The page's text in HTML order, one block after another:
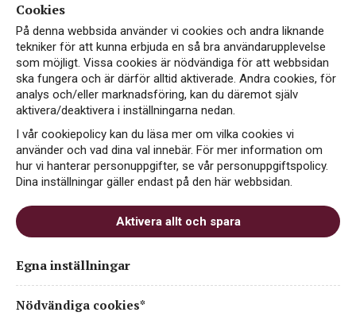
Frankrike är utan tvivel världens främsta vinland,
trots att de varken var först eller är störst. Här
görs några av världens mest berömda viner och få
länder kan skylta med samma bredd.
Cookies
På denna webbsida använder vi cookies och andra liknande
tekniker för att kunna erbjuda en så bra användarupplevelse
som möjligt. Vissa cookies är nödvändiga för att webbsidan
ska fungera och är därför alltid aktiverade. Andra cookies, för
analys och/eller marknadsföring, kan du däremot själv
aktivera/deaktivera i inställningarna nedan.
I vår cookiepolicy kan du läsa mer om vilka cookies vi
använder och vad dina val innebär. För mer information om
hur vi hanterar personuppgifter, se vår personuppgiftspolicy.
Dina inställningar gäller endast på den här webbsidan.
Aktivera allt och spara
Egna inställningar
Nödvändiga cookies*